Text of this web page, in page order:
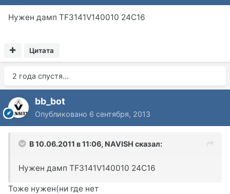
Нужен дамп TF3141V140010 24C16
Цитата
2 года спустя...
bb_bot
Опубликовано 6 сентября, 2013
В 10.06.2011 в 11:06, NAVISH сказал:
Нужен дамп TF3141V140010 24C16
Тоже нужен(ни где нет